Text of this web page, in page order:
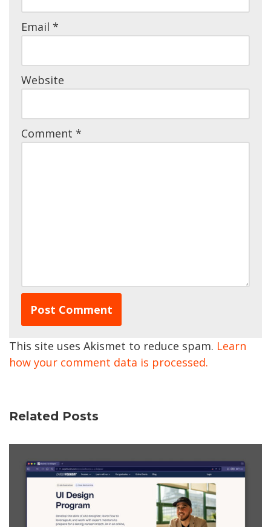
Email *
Website
Comment *
This site uses Akismet to reduce spam. Learn
how your comment data is processed.
Related Posts